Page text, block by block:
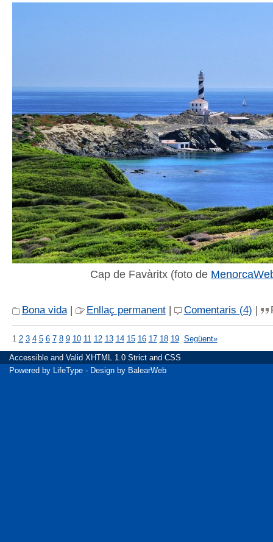
Cap de Favàritx (foto de
Bona vida| Enllaç permanent| Comentaris (4)
1 2 3 4 5 6 7 8 9 10 11 12 13 14 15 16 17 18 19 Següent»
Accessible and Valid XHTML 1.0 Strict and CSS
Powered by
LifeType - Design by BalearWeb